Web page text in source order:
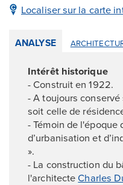
Localiser sur la carte
ANALYSE
Intérêt historique
- Construit en 1922.
- A toujours
soit celle de
- Témoin de l'époque
d’urbanisation et
».
- La construction du
l'architecteCharles